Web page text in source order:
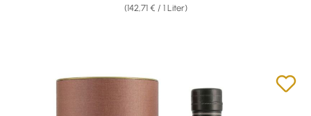
(142,71 € / 1 Liter)